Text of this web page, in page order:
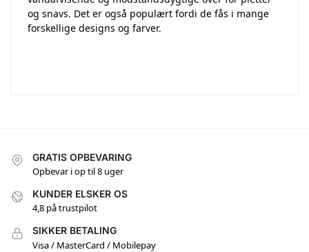
og snavs. Det er også populært fordi de fås i mange
forskellige designs og farver.
GRATIS OPBEVARING
Opbevar i op til 8 uger
KUNDER ELSKER OS
4,8 på trustpilot
SIKKER BETALING
Visa / MasterCard / Mobilepay